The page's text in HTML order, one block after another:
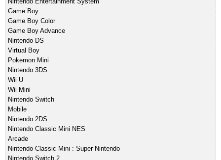
Game Boy
Game Boy Color
Game Boy Advance
Nintendo DS
Virtual Boy
Pokemon Mini
Nintendo 3DS
Wii U
Wii Mini
Nintendo Switch
Mobile
Nintendo 2DS
Nintendo Classic Mini NES
Arcade
Nintendo Classic Mini : Super Nintendo
Nintendo Switch 2